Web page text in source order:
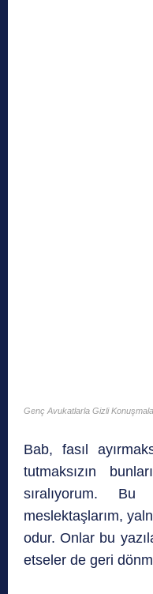
Genç Avukatlarla Gizli
Bab, fasıl
tutmaksızın
sıralıyorum.
meslektaşlarım,
odur. Onlar bu
etseler de geri